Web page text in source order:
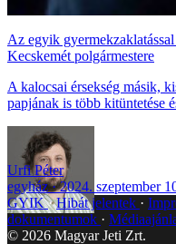
Az egyik
Kecskemét polgármestere
A kalocsai érsekség másik,
papjának is több kitüntetése
Urfi Péter
egyház
2024. szeptember
GYIK Hibát jelentek
dokumentumok
© 2026 Magyar Jeti Zrt.